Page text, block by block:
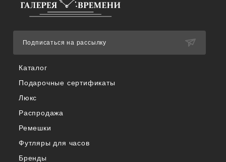
Каталог
Подарочные сертификаты
Люкс
Распродажа
Ремешки
Футляры для часов
Бренды
Подписаться на рассылку